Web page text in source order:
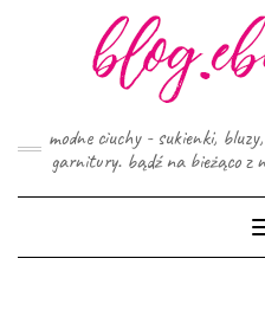
modne ciuchy - sukienki,
garnitury. bądź na bieżąco z